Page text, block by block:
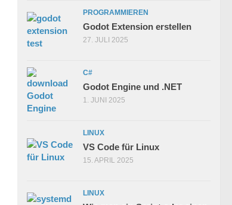
PROGRAMMIEREN
Godot Extension erstellen
27. JULI 2025
C#
Godot Engine und .NET
1. JUNI 2025
LINUX
VS Code für Linux
15. APRIL 2025
LINUX